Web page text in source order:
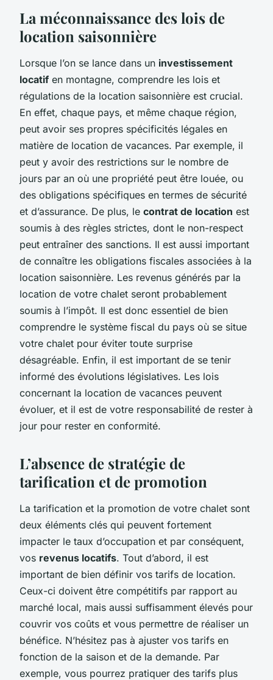
La méconnaissance des lois de
location saisonnière
Lorsque l’on se lance dans un investissement
locatif en montagne, comprendre les lois et
régulations de la location saisonnière est crucial.
En effet, chaque pays, et même chaque région,
peut avoir ses propres spécificités légales en
matière de location de vacances. Par exemple, il
peut y avoir des restrictions sur le nombre de
jours par an où une propriété peut être louée, ou
des obligations spécifiques en termes de sécurité
et d’assurance. De plus, le contrat de location est
soumis à des règles strictes, dont le non-respect
peut entraîner des sanctions. Il est aussi important
de connaître les obligations fiscales associées à la
location saisonnière. Les revenus générés par la
location de votre chalet seront probablement
soumis à l’impôt. Il est donc essentiel de bien
comprendre le système fiscal du pays où se situe
votre chalet pour éviter toute surprise
désagréable. Enfin, il est important de se tenir
informé des évolutions législatives. Les lois
concernant la location de vacances peuvent
évoluer, et il est de votre responsabilité de rester à
jour pour rester en conformité.
L’absence de stratégie de
tarification et de promotion
La tarification et la promotion de votre chalet sont
deux éléments clés qui peuvent fortement
impacter le taux d’occupation et par conséquent,
vos revenus locatifs. Tout d’abord, il est
important de bien définir vos tarifs de location.
Ceux-ci doivent être compétitifs par rapport au
marché local, mais aussi suffisamment élevés pour
couvrir vos coûts et vous permettre de réaliser un
bénéfice. N’hésitez pas à ajuster vos tarifs en
fonction de la saison et de la demande. Par
exemple, vous pourrez pratiquer des tarifs plus